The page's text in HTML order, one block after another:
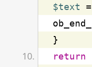
$text
return